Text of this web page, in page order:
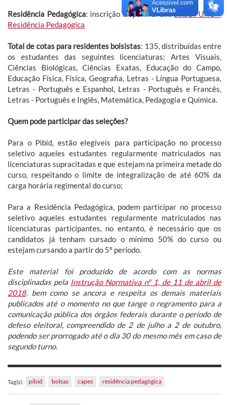
Residência Pedagógica: inscrição disponível em:Sinsc/FURG –
Residência Pedagógica
Total de cotas para residentes bolsistas: 135, distribuídas entre
os estudantes das seguintes licenciaturas: Artes Visuais,
Ciências Biológicas, Ciências Exatas, Educação do Campo,
Educação Física, Física, Geografia, Letras - Língua Portuguesa,
Letras - Português e Espanhol, Letras - Português e Francês,
Letras - Português e Inglês, Matemática, Pedagogia e Química.
Quem pode participar das seleções?
Para o Pibid, estão elegíveis para participação no processo
seletivo aqueles estudantes regularmente matriculados nas
licenciaturas supracitadas e que estejam na primeira metade do
curso, respeitando o limite de integralização de até 60% da
carga horária regimental do curso;
Para a Residência Pedagógica, podem participar no processo
seletivo aqueles estudantes regularmente matriculados nas
licenciaturas participantes, no entanto, é necessário que os
candidatos já tenham cursado o mínimo 50% do curso ou
estejam cursando a partir do 5º período.
Este material foi produzido de acordo com as normas
disciplinadas pela Instrução Normativa nº 1, de 11 de abril de
2018,
bem como se ancora e respeita os demais materiais
publicados até o momento no que tange o regramento para a
comunicação pública dos órgãos federais durante o período de
defeso eleitoral, compreendido de 2 de julho a 2 de outubro,
podendo ser prorrogado até o dia 30 do mesmo mês em caso de
segundo turno.
Tag(s): pibid bolsas capes residência pedagógica